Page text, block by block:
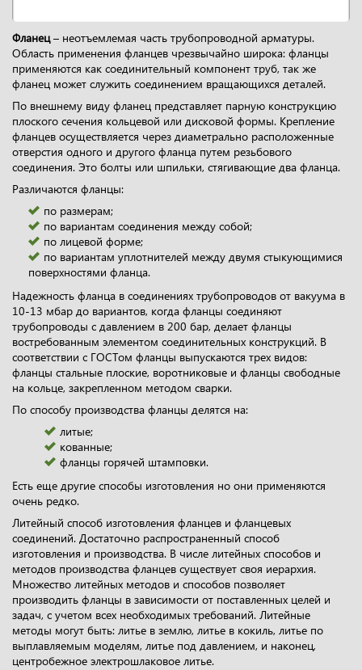
Фланец– неотъемлемая часть трубопроводной арматуры.
Область применения фланцев чрезвычайно широка: фланцы
применяются как соединительный компонент труб, так же
фланец может служить соединением вращающихся деталей.
По внешнему виду фланец представляет парную конструкцию
плоского сечения кольцевой или дисковой формы. Крепление
фланцев осуществляется через диаметрально расположенные
отверстия одного и другого фланца путем резьбового
соединения. Это болты или шпильки, стягивающие два фланца.
Различаются фланцы:
по размерам;
по вариантам соединения между собой;
по лицевой форме;
по вариантам уплотнителей между двумя стыкующимися
поверхностями фланца.
Надежность фланца в соединениях трубопроводов от вакуума в
10-13 мбар до вариантов, когда фланцы соединяют
трубопроводы с давлением в 200 бар, делает фланцы
востребованным элементом соединительных конструкций. В
соответствии с ГОСТом фланцы выпускаются трех видов:
фланцы стальные плоские, воротниковые и фланцы свободные
на кольце, закрепленном методом сварки.
По способу производства фланцы делятся на:
литые;
кованные;
фланцы горячей штамповки.
Есть еще другие способы изготовления но они применяются
очень редко.
Литейный способ изготовления фланцев и фланцевых
соединений. Достаточно распространенный способ
изготовления и производства. В числе литейных способов и
методов производства фланцев существует своя иерархия.
Множество литейных методов и способов позволяет
производить фланцы в зависимости от поставленных целей и
задач, с учетом всех необходимых требований. Литейные
методы могут быть: литье в землю, литье в кокиль, литье по
выплавляемым моделям, литье под давлением, и наконец,
центробежное электрошлаковое литье.